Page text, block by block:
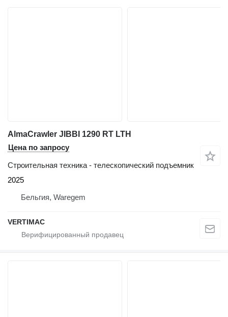
AlmaCrawler JIBBI 1290 RT LTH
Цена по запросу
Строительная техника - телескопический подъемник
2025
Бельгия, Waregem
VERTIMAC